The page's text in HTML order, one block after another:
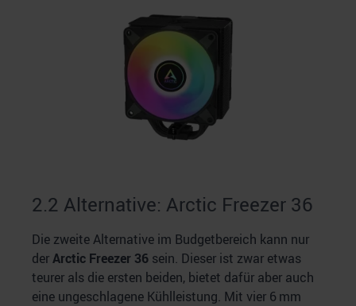
2.2 Alternative: Arctic Freezer 36
Die zweite Alternative im Budgetbereich kann nur
derArctic Freezer 36 sein. Dieser ist zwar etwas
teurer als die ersten beiden, bietet dafür aber auch
eine ungeschlagene Kühlleistung. Mit vier 6 mm